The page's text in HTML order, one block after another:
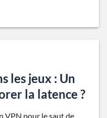
les jeux : Un
la latence ?
VPN pour le saut de